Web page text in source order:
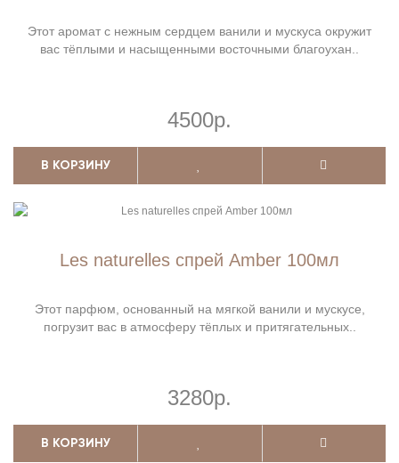
Этот аромат с нежным сердцем ванили и мускуса окружит
вас тёплыми и насыщенными восточными благоухан..
4500р.
В КОРЗИНУ
Les naturelles спрей Amber 100мл
Этот парфюм, основанный на мягкой ванили и мускусе,
погрузит вас в атмосферу тёплых и притягательных..
3280р.
В КОРЗИНУ